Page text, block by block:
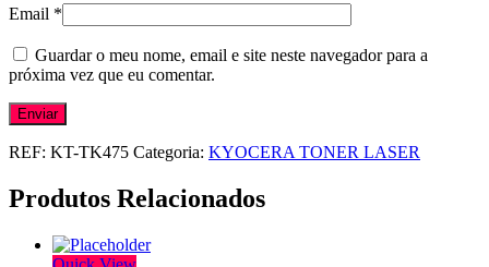
Email *
Guardar o meu nome, email e site neste navegador para a
próxima vez que eu comentar.
REF: KT-TK475 Categoria: KYOCERA TONER LASER
Produtos Relacionados